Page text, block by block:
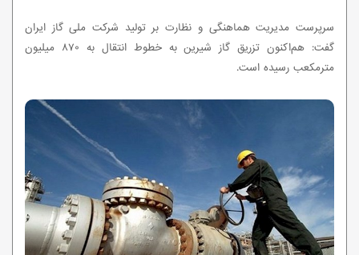
سرپرست مدیریت هماهنگی و نظارت بر تولید شرکت ملی گاز ایران
گفت: هم‌اکنون تزریق گاز شیرین به خطوط انتقال به ۸۷۰ میلیون
مترمکعب رسیده است.